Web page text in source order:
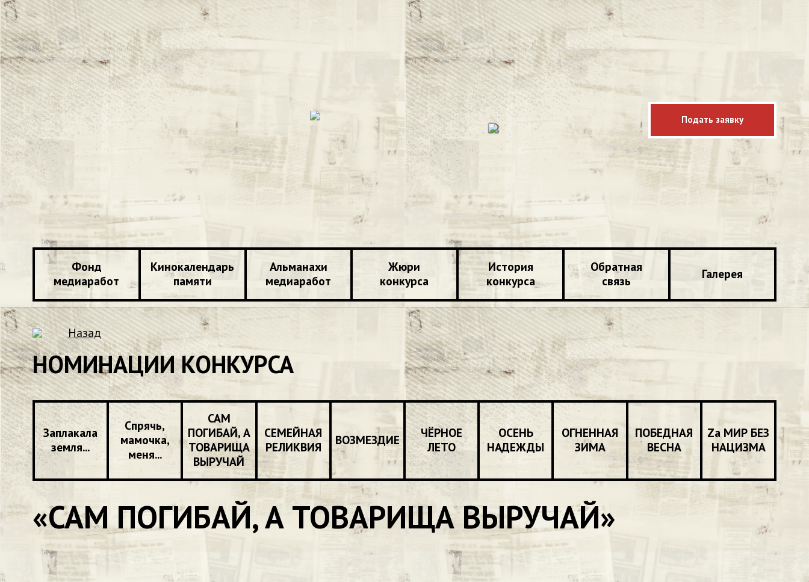
Подать заявку
Фонд
медиаработ
Кинокалендарь
памяти
Альманахи
медиаработ
Жюри
конкурса
История
конкурса
Обратная
связь
Галерея
Назад
НОМИНАЦИИ КОНКУРСА
Заплакала
земля...
Спрячь,
мамочка,
меня...
САМ
ПОГИБАЙ, А
ТОВАРИЩА
ВЫРУЧАЙ
СЕМЕЙНАЯ
РЕЛИКВИЯ
ВОЗМЕЗДИЕ
ЧЁРНОЕ
ЛЕТО
ОСЕНЬ
НАДЕЖДЫ
ОГНЕННАЯ
ЗИМА
ПОБЕДНАЯ
ВЕСНА
Zа МИР БЕЗ
НАЦИЗМА
«САМ ПОГИБАЙ, А ТОВАРИЩА ВЫРУЧАЙ»